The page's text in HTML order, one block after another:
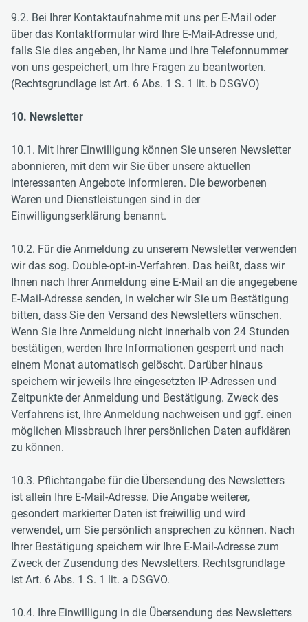
9.2. Bei Ihrer Kontaktaufnahme mit uns per E-Mail oder
über das Kontaktformular wird Ihre E-Mail-Adresse und,
falls Sie dies angeben, Ihr Name und Ihre Telefonnummer
von uns gespeichert, um Ihre Fragen zu beantworten.
(Rechtsgrundlage ist Art. 6 Abs. 1 S. 1 lit. b DSGVO)
10. Newsletter
10.1. Mit Ihrer Einwilligung können Sie unseren Newsletter
abonnieren, mit dem wir Sie über unsere aktuellen
interessanten Angebote informieren. Die beworbenen
Waren und Dienstleistungen sind in der
Einwilligungserklärung benannt.
10.2. Für die Anmeldung zu unserem Newsletter verwenden
wir das sog. Double-opt-in-Verfahren. Das heißt, dass wir
Ihnen nach Ihrer Anmeldung eine E-Mail an die angegebene
E-Mail-Adresse senden, in welcher wir Sie um Bestätigung
bitten, dass Sie den Versand des Newsletters wünschen.
Wenn Sie Ihre Anmeldung nicht innerhalb von 24 Stunden
bestätigen, werden Ihre Informationen gesperrt und nach
einem Monat automatisch gelöscht. Darüber hinaus
speichern wir jeweils Ihre eingesetzten IP-Adressen und
Zeitpunkte der Anmeldung und Bestätigung. Zweck des
Verfahrens ist, Ihre Anmeldung nachweisen und ggf. einen
möglichen Missbrauch Ihrer persönlichen Daten aufklären
zu können.
10.3. Pflichtangabe für die Übersendung des Newsletters
ist allein Ihre E-Mail-Adresse. Die Angabe weiterer,
gesondert markierter Daten ist freiwillig und wird
verwendet, um Sie persönlich ansprechen zu können. Nach
Ihrer Bestätigung speichern wir Ihre E-Mail-Adresse zum
Zweck der Zusendung des Newsletters. Rechtsgrundlage
ist Art. 6 Abs. 1 S. 1 lit. a DSGVO.
10.4. Ihre Einwilligung in die Übersendung des Newsletters